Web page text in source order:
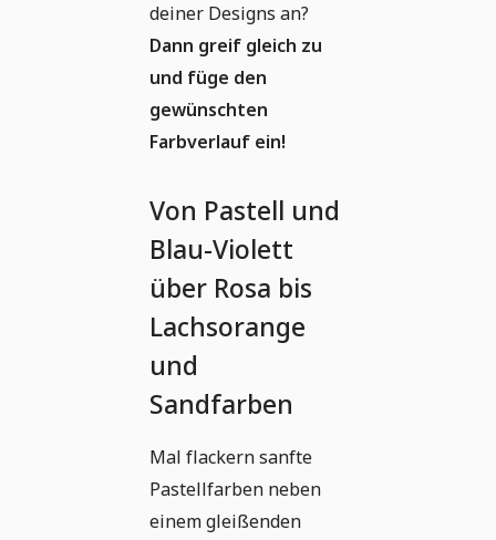
deiner Designs an?
Dann greif gleich zu
und füge den
gewünschten
Farbverlauf ein!
Von Pastell und
Blau-Violett
über Rosa bis
Lachsorange
und
Sandfarben
Mal flackern sanfte
Pastellfarben neben
einem gleißenden